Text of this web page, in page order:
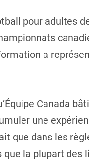
pour adultes
a
Canada
une
que dans les
que la plupart des